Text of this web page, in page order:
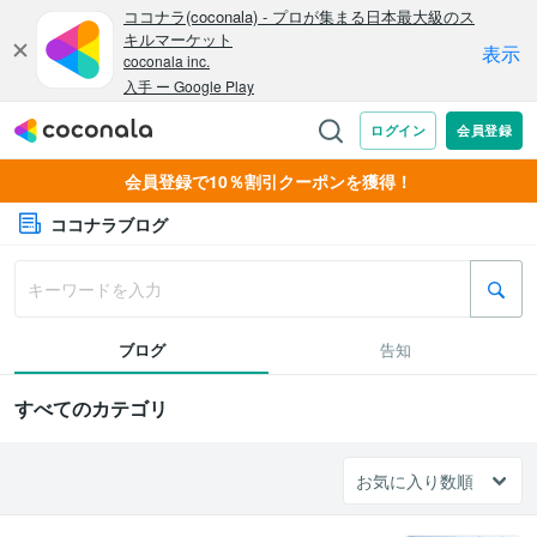
会員登録で10％割引クーポンを獲得！
ココナラブログ
ブログ 告知
すべてのカテゴリ